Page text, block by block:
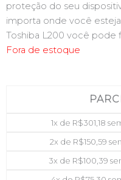
proteção do seu
importa onde você
Toshiba L200 você pode
Fora de estoque
1x de R$301,18
2x de R$150,59
3x de R$100,39